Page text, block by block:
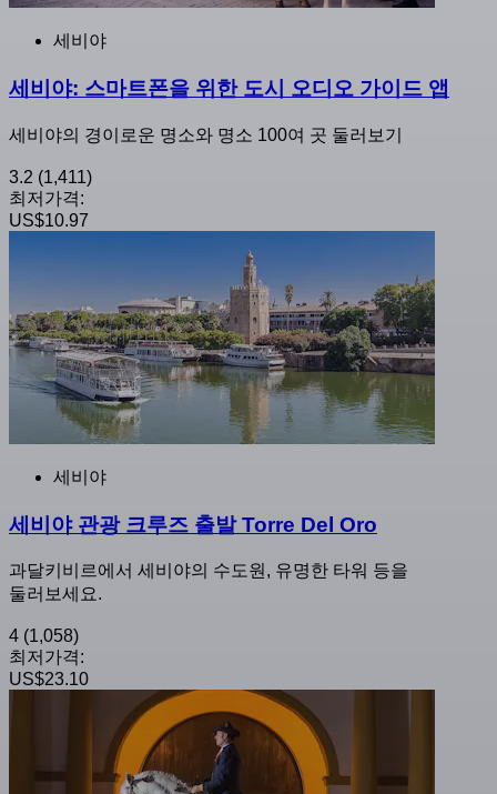
세비야
세비야: 스마트폰을 위한 도시 오디오 가이드 앱
세비야의 경이로운 명소와 명소 100여 곳 둘러보기
3.2 (1,411)
최저가격:
US$10.97
세비야
세비야 관광 크루즈 출발 Torre Del Oro
과달키비르에서 세비야의 수도원, 유명한 타워 등을
둘러보세요.
4 (1,058)
최저가격:
US$23.10